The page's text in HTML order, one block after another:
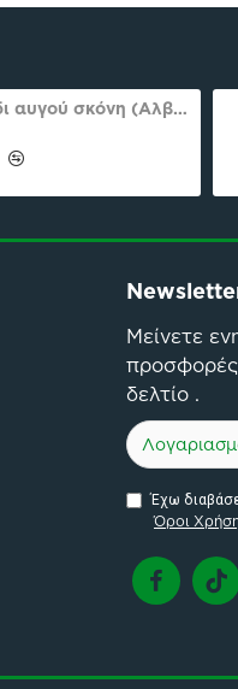
Ασπράδι αυγού σκόνη (Αλβουμίνη) Ola-Bio 50gr
Μείνετε
δελτίο .
Έχω
Όροι